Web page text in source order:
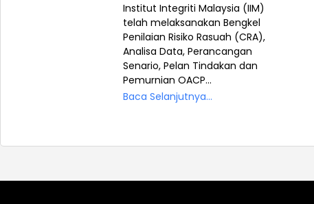
Institut Integriti Malaysia (IIM)
telah melaksanakan Bengkel
Penilaian Risiko Rasuah (CRA),
Analisa Data, Perancangan
Senario, Pelan Tindakan dan
Pemurnian OACP...
Baca Selanjutnya...